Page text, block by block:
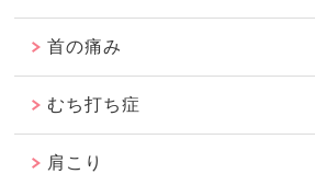
首の痛み
むち打ち症
肩こり